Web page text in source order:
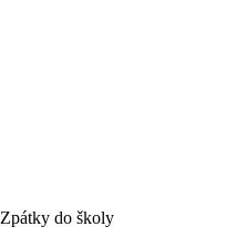
Zpátky do školy